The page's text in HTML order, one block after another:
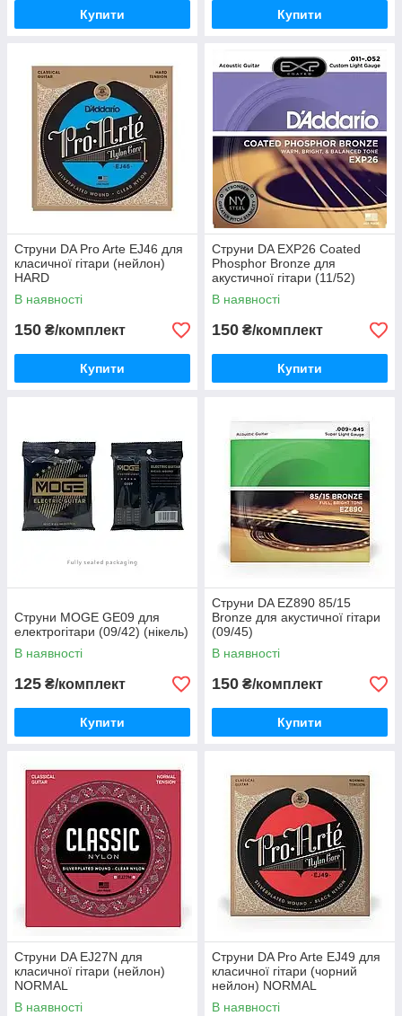
Купити Купити
Струни DA Pro Arte EJ46 для
класичної гітари (нейлон)
HARD
В наявності
150 ₴/комплект
Купити
Струни DA EXP26 Coated
Phosphor Bronze для
акустичної гітари (11/52)
В наявності
150 ₴/комплект
Купити
Струни MOGE GE09 для
електрогітари (09/42) (нікель)
В наявності
125 ₴/комплект
Купити
Струни DA EZ890 85/15
Bronze для акустичної гітари
(09/45)
В наявності
150 ₴/комплект
Купити
Струни DA EJ27N для
класичної гітари (нейлон)
NORMAL
В наявності
Струни DA Pro Arte EJ49 для
класичної гітари (чорний
нейлон) NORMAL
В наявності